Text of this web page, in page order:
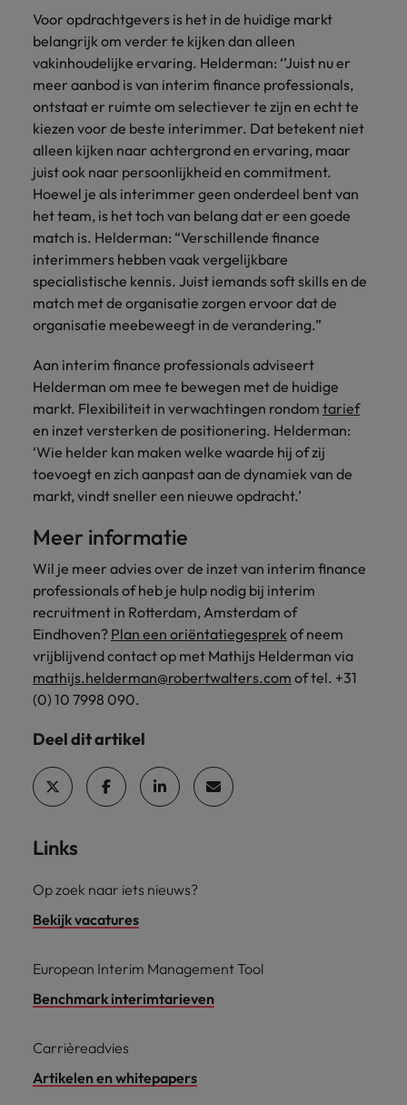
Voor opdrachtgevers is het in de huidige markt
belangrijk om verder te kijken dan alleen
vakinhoudelijke ervaring. Helderman: ‘’Juist nu er
meer aanbod is van interim finance professionals,
ontstaat er ruimte om selectiever te zijn en echt te
kiezen voor de beste interimmer. Dat betekent niet
alleen kijken naar achtergrond en ervaring, maar
juist ook naar persoonlijkheid en commitment.
Hoewel je als interimmer geen onderdeel bent van
het team, is het toch van belang dat er een goede
match is. Helderman: “Verschillende finance
interimmers hebben vaak vergelijkbare
specialistische kennis. Juist iemands soft skills en de
match met de organisatie zorgen ervoor dat de
organisatie meebeweegt in de verandering.”
Aan interim finance professionals adviseert
Helderman om mee te bewegen met de huidige
markt. Flexibiliteit in verwachtingen rondom tarief
en inzet versterken de positionering. Helderman:
‘Wie helder kan maken welke waarde hij of zij
toevoegt en zich aanpast aan de dynamiek van de
markt, vindt sneller een nieuwe opdracht.’
Meer informatie
Wil je meer advies over de inzet van interim finance
professionals of heb je hulp nodig bij interim
recruitment in Rotterdam, Amsterdam of
Eindhoven? Plan een oriëntatiegesprekof neem
vrijblijvend contact op met Mathijs Helderman via
mathijs.helderman@robertwalters.com of tel. +31
(0) 10 7998 090.
Deel dit artikel
Links
Op zoek naar iets nieuws?
Bekijk vacatures
European Interim Management Tool
Benchmark interimtarieven
Carrièreadvies
Artikelen en whitepapers